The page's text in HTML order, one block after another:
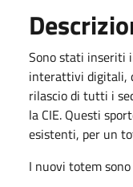
Sono stati inseriti
interattivi digitali,
rilascio di tutti i
la CIE. Questi
esistenti, per un
I nuovi totem